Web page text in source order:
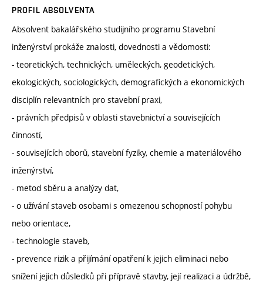
PROFIL ABSOLVENTA
Absolvent bakalářského studijního programu Stavební
inženýrství prokáže znalosti, dovednosti a vědomosti:
- teoretických, technických, uměleckých, geodetických,
ekologických, sociologických, demografických a ekonomických
disciplín relevantních pro stavební praxi,
- právních předpisů v oblasti stavebnictví a souvisejících
činností,
- souvisejících oborů, stavební fyziky, chemie a materiálového
inženýrství,
- metod sběru a analýzy dat,
- o užívání staveb osobami s omezenou schopností pohybu
nebo orientace,
- technologie staveb,
- prevence rizik a přijímání opatření k jejich eliminaci nebo
snížení jejich důsledků při přípravě stavby, její realizaci a údržbě,